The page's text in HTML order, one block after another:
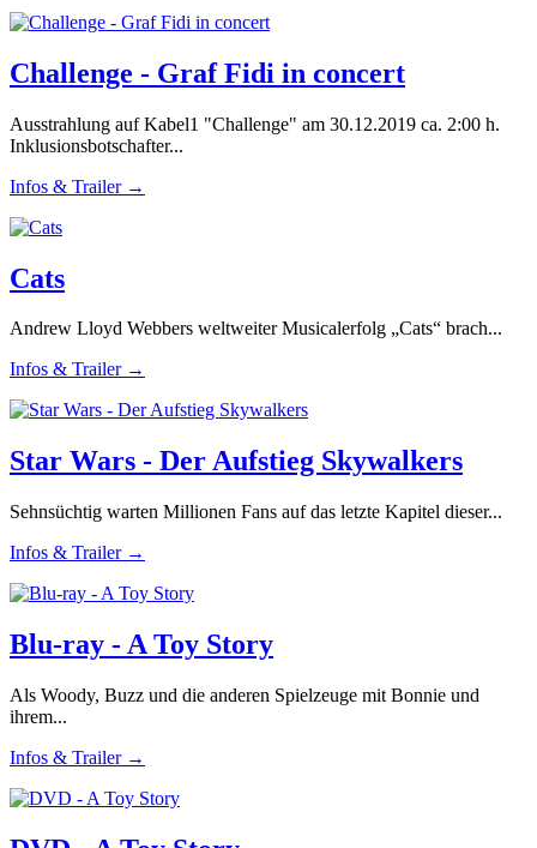
Challenge - Graf Fidi in concert
Ausstrahlung auf Kabel1 "Challenge" am 30.12.2019 ca. 2:00 h.
Inklusionsbotschafter...
Infos & Trailer →
Cats
Andrew Lloyd Webbers weltweiter Musicalerfolg „Cats“ brach...
Infos & Trailer →
Star Wars - Der Aufstieg Skywalkers
Sehnsüchtig warten Millionen Fans auf das letzte Kapitel dieser...
Infos & Trailer →
Blu-ray - A Toy Story
Als Woody, Buzz und die anderen Spielzeuge mit Bonnie und
ihrem...
Infos & Trailer →